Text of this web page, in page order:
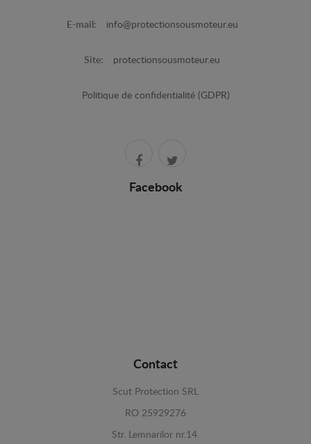
E-mail: info@protectionsousmoteur.eu
Site: protectionsousmoteur.eu
Politique de confidentialité (GDPR)
Facebook
Contact
Scut Protection SRL
RO 25929276
Str. Lemnarilor nr.14.